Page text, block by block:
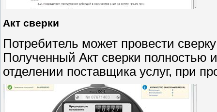
Акт сверки
Потребитель может провести
Полученный Акт сверки полностью
отделении поставщика услуг, при